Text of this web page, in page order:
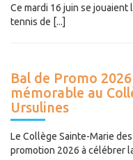
Ce mardi 16 juin se
tennis de [...]
Bal de Promo
mémorable au
Ursulines
Le Collège Sainte-Marie
promotion 2026 à célébrer